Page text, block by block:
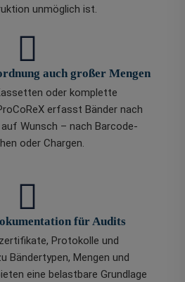
unmöglich ist.
auch großer Mengen
oder komplette
erfasst Bänder nach
Wunsch – nach Barcode-
oder Chargen.
für Audits
Protokolle und
Bändertypen, Mengen und
eine belastbare Grundlage